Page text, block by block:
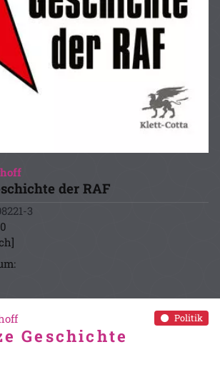
der RAF
3
Politik
Geschichte